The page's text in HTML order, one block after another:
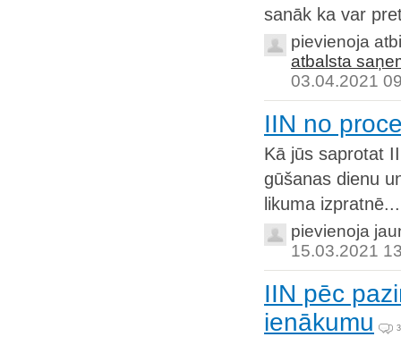
sanāk ka var
pievienoja
atbalsta
03.04.2021
IIN no
Kā jūs saprotat
gūšanas dienu
likuma izpratnē...
pievienoja
15.03.2021
IIN pēc
ienākumu
3